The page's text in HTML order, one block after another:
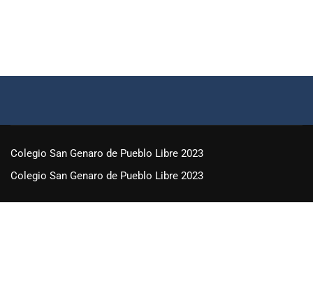
Colegio San Genaro de Pueblo Libre 2023
Colegio San Genaro de Pueblo Libre 2023